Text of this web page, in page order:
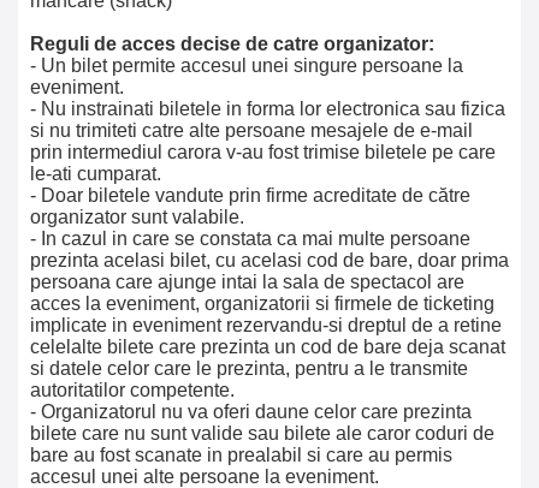
Reguli de acces decise de catre organizator:
- Un bilet permite accesul unei singure persoane la
eveniment.
- Nu instrainati biletele in forma lor electronica sau fizica
si nu trimiteti catre alte persoane mesajele de e-mail
prin intermediul carora v-au fost trimise biletele pe care
le-ati cumparat.
- Doar biletele vandute prin firme acreditate de către
organizator sunt valabile.
- In cazul in care se constata ca mai multe persoane
prezinta acelasi bilet, cu acelasi cod de bare, doar prima
persoana care ajunge intai la sala de spectacol are
acces la eveniment, organizatorii si firmele de ticketing
implicate in eveniment rezervandu-si dreptul de a retine
celelalte bilete care prezinta un cod de bare deja scanat
si datele celor care le prezinta, pentru a le transmite
autoritatilor competente.
- Organizatorul nu va oferi daune celor care prezinta
bilete care nu sunt valide sau bilete ale caror coduri de
bare au fost scanate in prealabil si care au permis
accesul unei alte persoane la eveniment.